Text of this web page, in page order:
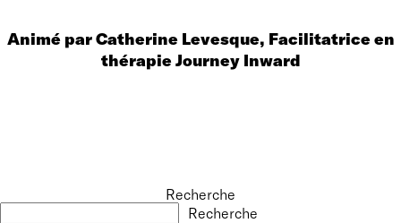
Animé par Catherine Levesque, Facilitatrice en
thérapie Journey Inward
Recherche
Recherche